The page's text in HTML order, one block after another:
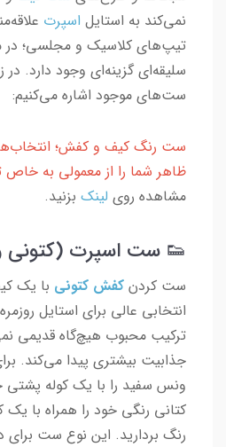
نمی‌کند به استایل اسپرت
تیپ‌های کلاسیک و مجلسی؛ در
سلیقه‌ای گزینه‌ای وجود دارد. در
ست‌های موجود اشاره می‌کنیم:
ست رنگ کیف و کفش؛
ظاهر شما را از معمولی به خاص
مشاهده روی لینک بزنید.
👟 ست اسپرت (کتونی
ست کردن کفش کتونی با یک
انتخابی عالی برای استایل
ترکیب محبوب هیچ‌گاه قدیمی
جذابیت بیشتری پیدا می‌کند.
ونس سفید را با یک کوله پشتی
کتانی رنگی خود را همراه با
رنگ بردارید. این نوع ست برای